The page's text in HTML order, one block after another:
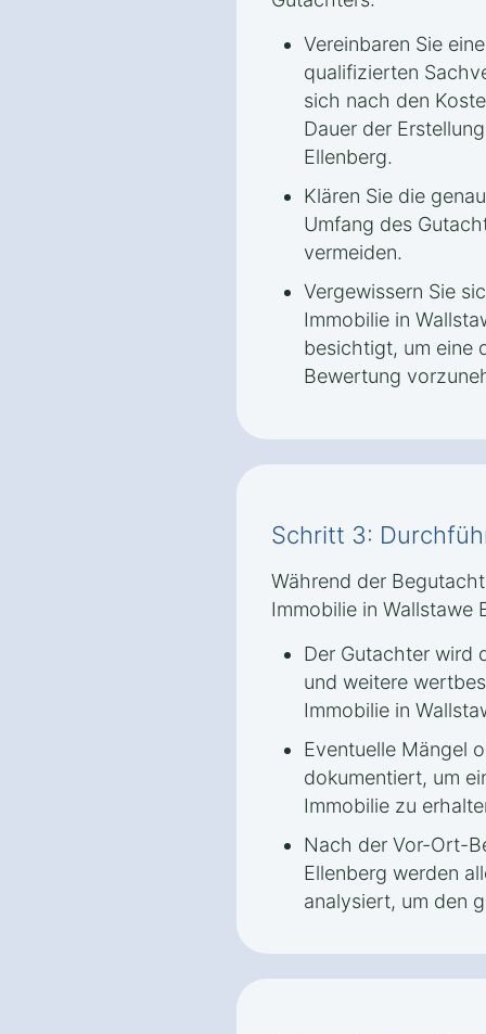
Vereinbaren Sie
qualifizierten
sich nach den
Dauer der
Ellenberg.
Klären Sie die
Umfang des
vermeiden.
Vergewissern Sie
Immobilie in
besichtigt, um eine
Bewertung
Schritt 3:
Während der
Immobilie in Wallstawe
Der Gutachter wird
und weitere
Immobilie in
Eventuelle Mängel
dokumentiert, um
Immobilie zu
Nach der Vor-Ort-
Ellenberg werden
analysiert, um den